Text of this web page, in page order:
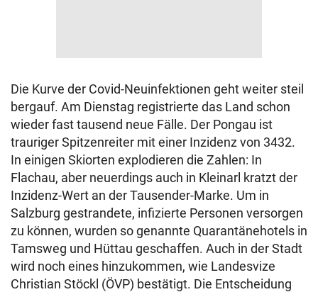
Die Kurve der Covid-Neuinfektionen geht weiter steil
bergauf. Am Dienstag registrierte das Land schon
wieder fast tausend neue Fälle. Der Pongau ist
trauriger Spitzenreiter mit einer Inzidenz von 3432.
In einigen Skiorten explodieren die Zahlen: In
Flachau, aber neuerdings auch in Kleinarl kratzt der
Inzidenz-Wert an der Tausender-Marke. Um in
Salzburg gestrandete, infizierte Personen versorgen
zu können, wurden so genannte Quarantänehotels in
Tamsweg und Hüttau geschaffen. Auch in der Stadt
wird noch eines hinzukommen, wie Landesvize
Christian Stöckl (ÖVP) bestätigt. Die Entscheidung